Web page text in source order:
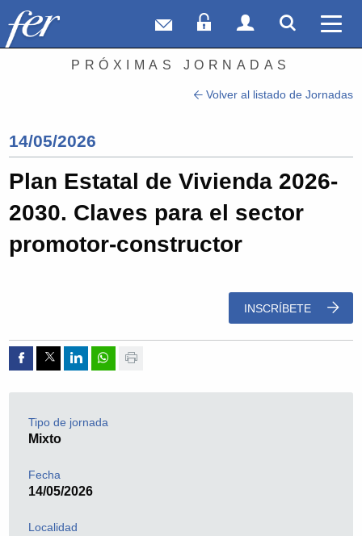
Correo webAcceso Socios
Acceso
PRÓXIMAS JORNADAS
Volver al listado de Jornadas
14/05/2026
Plan Estatal de Vivienda 2026-
2030. Claves para el sector
promotor-constructor
INSCRÍBETE
Compartir por Facebook
Compartir por Twitter
Compartir por Linkedin
Compartir por whatsapp
Imprimir
Tipo de jornada
Mixto
Fecha
14/05/2026
Localidad